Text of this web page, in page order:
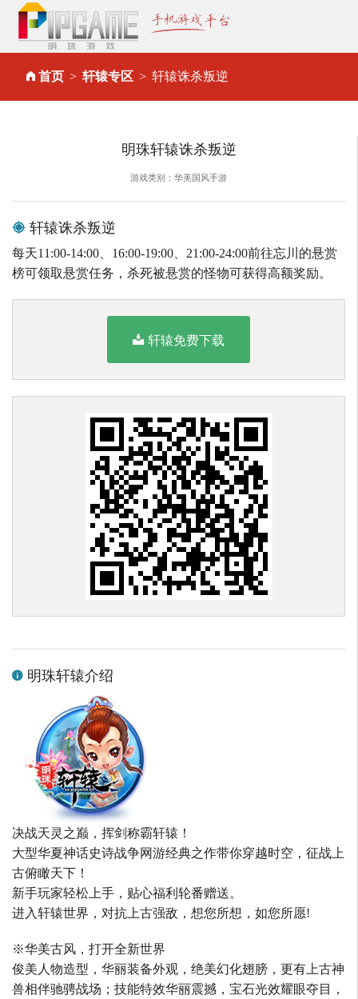
首页 轩辕专区 轩辕诛杀叛逆
明珠轩辕诛杀叛逆
游戏类别：华美国风手游
轩辕诛杀叛逆
每天11:00-14:00、16:00-19:00、21:00-24:00前往忘川的悬赏
榜可领取悬赏任务，杀死被悬赏的怪物可获得高额奖励。
轩辕免费下载
明珠轩辕介绍
决战天灵之巅，挥剑称霸轩辕！
大型华夏神话史诗战争网游经典之作带你穿越时空，征战上
古俯瞰天下！
新手玩家轻松上手，贴心福利轮番赠送。
进入轩辕世界，对抗上古强敌，想您所想，如您所愿!
※华美古风，打开全新世界
俊美人物造型，华丽装备外观，绝美幻化翅膀，更有上古神
兽相伴驰骋战场；技能特效华丽震撼，宝石光效耀眼夺目，